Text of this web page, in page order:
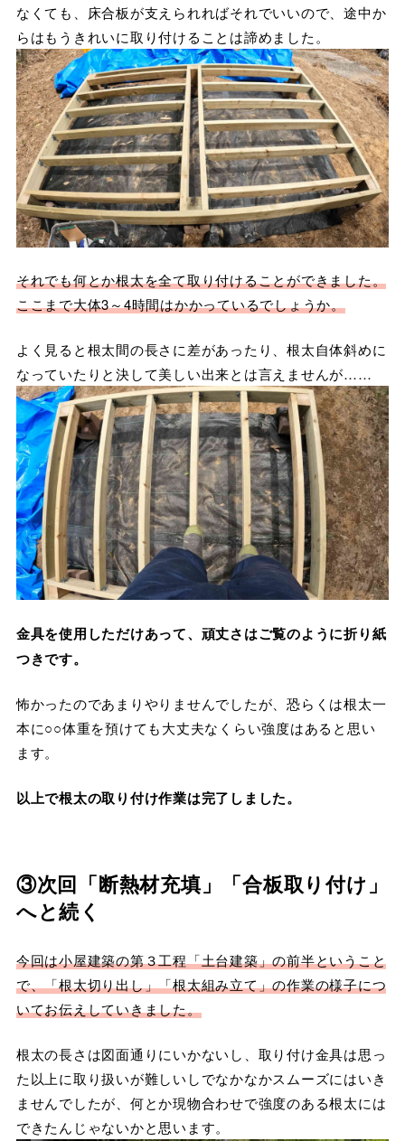
なくても、床合板が支えられればそれでいいので、途中か
らはもうきれいに取り付けることは諦めました。
それでも何とか根太を全て取り付けることができました。
ここまで大体3～4時間はかかっているでしょうか。
よく見ると根太間の長さに差があったり、根太自体斜めに
なっていたりと決して美しい出来とは言えませんが……
金具を使用しただけあって、頑丈さはご覧のように折り紙
つきです。
怖かったのであまりやりませんでしたが、恐らくは根太一
本に○○体重を預けても大丈夫なくらい強度はあると思い
ます。
以上で根太の取り付け作業は完了しました。
③次回「断熱材充填」「合板取り付け」
へと続く
今回は小屋建築の第３工程「土台建築」の前半ということ
で、「根太切り出し」「根太組み立て」の作業の様子につ
いてお伝えしていきました。
根太の長さは図面通りにいかないし、取り付け金具は思っ
た以上に取り扱いが難しいしでなかなかスムーズにはいき
ませんでしたが、何とか現物合わせで強度のある根太には
できたんじゃないかと思います。